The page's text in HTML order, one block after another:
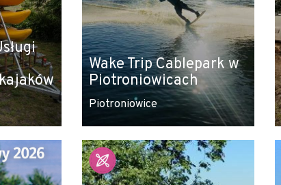
Wake Trip Cablepark w
Piotroniowicach
Piotroniowice